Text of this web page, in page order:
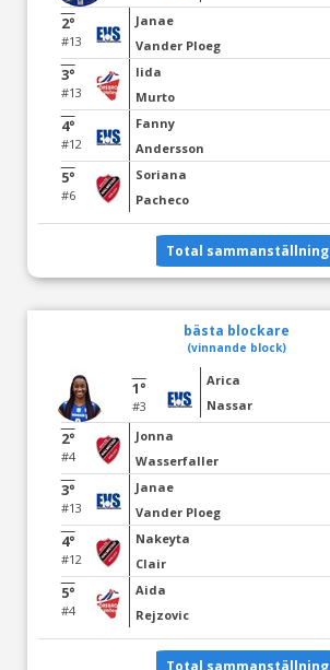
2°
#13
Janae
Vander Ploeg
3°
#13
Iida
Murto
4°
#12
Fanny
Andersson
5°
#6
Soriana
Pacheco
Total sammanställning
bästa blockare
(vinnande block)
1°
#3
Arica
Nassar
2°
#4
Jonna
Wasserfaller
3°
#13
Janae
Vander Ploeg
4°
#12
Nakeyta
Clair
5°
#4
Aida
Rejzovic
Total sammanställning